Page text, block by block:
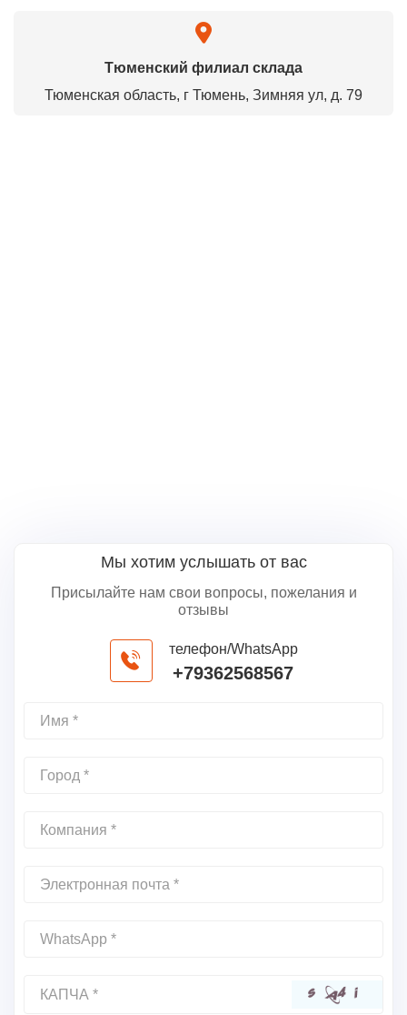
Тюменский филиал склада
Тюменская область, г Тюмень, Зимняя ул, д. 79
Мы хотим услышать от вас
Присылайте нам свои вопросы, пожелания и
отзывы
телефон/WhatsApp
+79362568567